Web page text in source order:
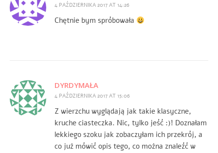
4 PAŹDZIERNIKA 2017 AT 14:26
Chętnie bym spróbowała
DYRDYMAŁA
4 PAŹDZIERNIKA 2017 AT 15:06
Z wierzchu wyglądają jak takie klasyczne,
kruche ciasteczka. Nic, tylko jeść :)! Doznałam
lekkiego szoku jak zobaczyłam ich przekrój, a
co już mówić opis tego, co można znaleźć w